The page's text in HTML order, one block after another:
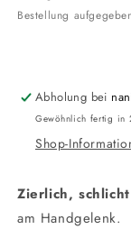
Bestellung
Abholung bei
Gewöhnlich fertig in
Shop-
Zierlich,
am Handgelenk.